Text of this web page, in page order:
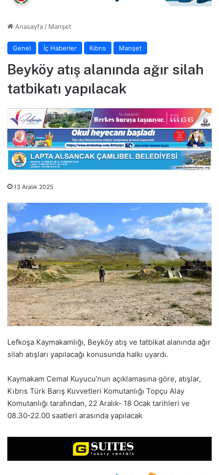
Anasayfa / Manşet
Genel İç Haberler Kıbrıs Manşet
Beyköy atış alanında ağır silah
tatbikatı yapılacak
13 Aralık 2025
Lefkoşa Kaymakamlığı, Beyköy atış ve tatbikat alanında ağır
silah atışları yapılacağı konusunda halkı uyardı.
Kaymakam Cemal Kuyucu’nun açıklamasına göre, atışlar,
Kıbrıs Türk Barış Kuvvetleri Komutanlığı Topçu Alay
Komutanlığı tarafından, 22 Aralık- 18 Ocak tarihleri ve
08.30-22.00 saatleri arasında yapılacak